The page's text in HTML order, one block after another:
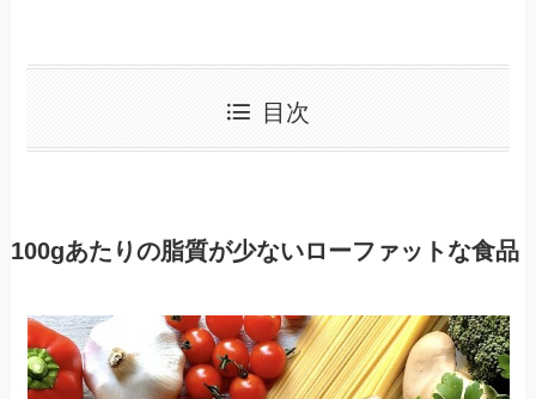
目次
100gあたりの脂質が少ないローファットな食品